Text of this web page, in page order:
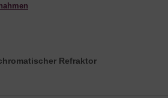
Refraktor